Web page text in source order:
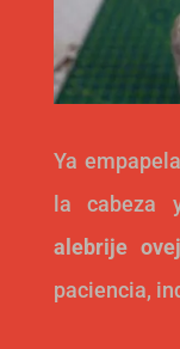
Ya
la cabeza
alebrije
paciencia,